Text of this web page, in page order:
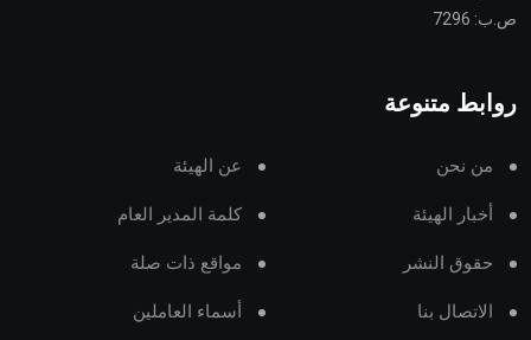
ص.ب: 7296
روابط متنوعة
من نحن عن الهيئة
أخبار الهيئة كلمة المدير العام
حقوق النشر مواقع ذات صلة
الاتصال بنا أسماء العاملين